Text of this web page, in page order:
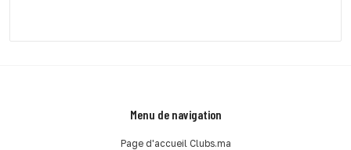
Menu de navigation
Page d'accueil Clubs.ma